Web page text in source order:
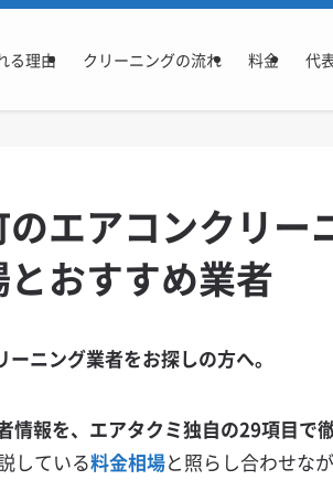
る理由 クリーニングの流れ 料金 代
エアコンクリー
おすすめ業者
ニング業者をお探しの方へ。
情報を、エアタクミ独自の29項目で
している料金相場と照らし合わせな